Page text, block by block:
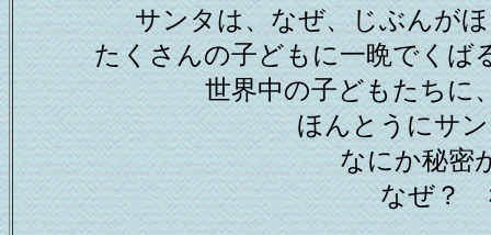
サンタは、なぜ、じぶんが
たくさんの子どもに一晩でくば
世界中の子どもたちに
ほんとうにサ
なにか秘密
なぜ？